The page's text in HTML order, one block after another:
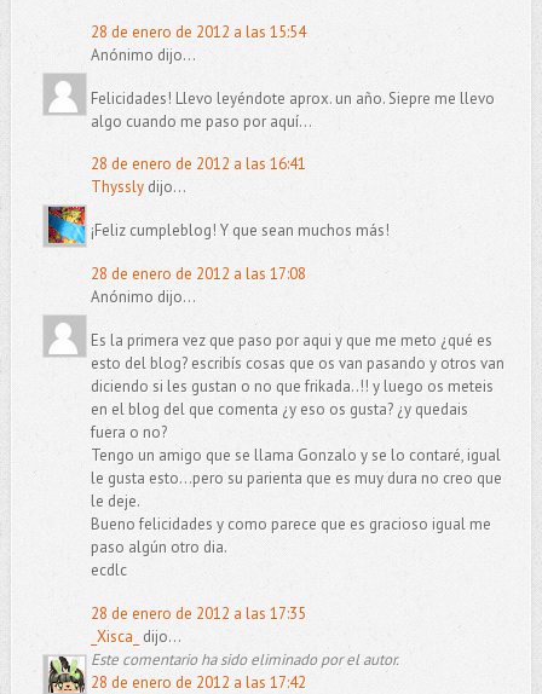
28 de enero de 2012 a las 15:54
Anónimo dijo...
Felicidades! Llevo leyéndote aprox. un año. Siepre me llevo
algo cuando me paso por aquí...
28 de enero de 2012 a las 16:41
Thysslydijo...
¡Feliz cumpleblog! Y que sean muchos más!
28 de enero de 2012 a las 17:08
Anónimo dijo...
Es la primera vez que paso por aqui y que me meto ¿qué es
esto del blog? escribís cosas que os van pasando y otros van
diciendo si les gustan o no que frikada..!! y luego os meteis
en el blog del que comenta ¿y eso os gusta? ¿y quedais
fuera o no?
Tengo un amigo que se llama Gonzalo y se lo contaré, igual
le gusta esto...pero su parienta que es muy dura no creo que
le deje.
Bueno felicidades y como parece que es gracioso igual me
paso algún otro dia.
ecdlc
28 de enero de 2012 a las 17:35
_Xisca_ dijo...
Este comentario ha sido eliminado por el autor.
28 de enero de 2012 a las 17:42